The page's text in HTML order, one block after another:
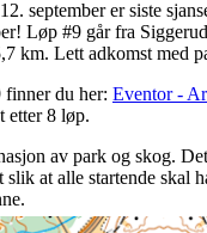
september er siste
Løp #9 går fra
km. Lett adkomst med
du her: Eventor -
etter 8 løp.
av park og skog.
slik at alle startende